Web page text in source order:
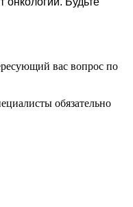
вас вопрос по
обязательно